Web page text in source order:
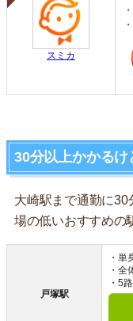
スミカ
30分以上かかる
大崎駅まで通勤に
場の低いおすすめの
戸塚駅
・単
・全
・5